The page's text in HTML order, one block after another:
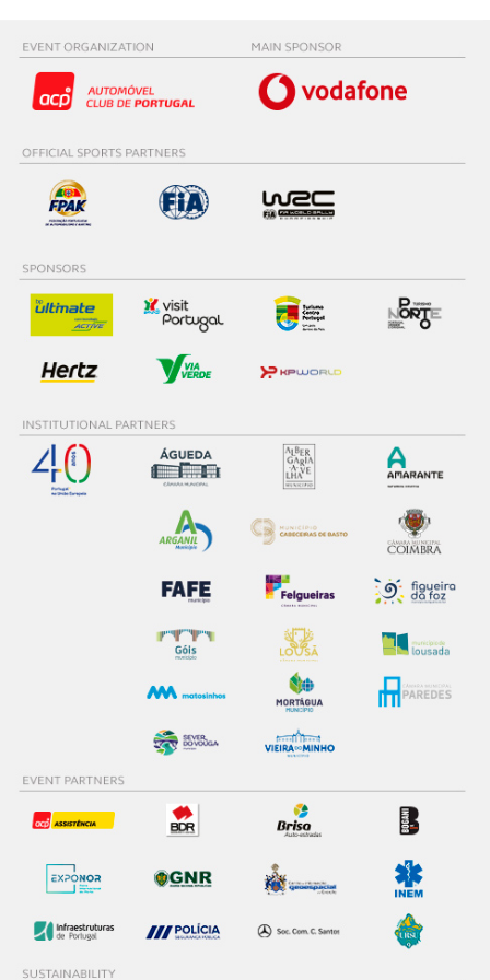
O ACP garantirá que as transferências internacionais de
dados pessoais serão realizadas apenas com o seu
consentimento e quando tal se afigure estritamente
Realçamos que o bloqueio de certo tipo de Cookies e
tecnologias similares pode ter impacto na sua
disponibilizados.
Consulte a política de cookies do site.